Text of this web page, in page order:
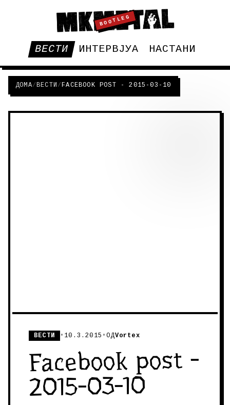
BOOTLEG
ВЕСТИ ИНТЕРВЈУА НАСТАНИ
ДОМА/ВЕСТИ /FACEBOOK POST - 2015-03-10
ВЕСТИ • 10.3.2015 •ОДVortex
Facebook post -
2015-03-10